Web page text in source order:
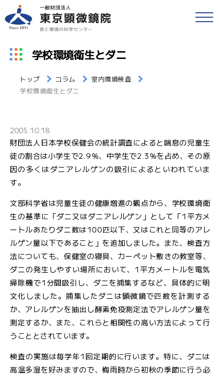
戻る
食品等の検査
検便(腸内細菌検査)
簡易専用水道検査
衛生検査とHACCP
水質検査
環境検査
研修・セミナー
JFS規格の監査・取得支援
各検査のご依頼用紙
財団情報
アクセス
採用情報
食と環境のコラム
公益事業
検
査
口
の
ご
案
学校環境衛生とダニ
トップ コラム
室内環境検査
学校環境衛生とダニ
2005.10.18
財団法人日本学校保健会の統計調査によると喘息の児童生
徒の割合は小学生で2.9％、中学生で2.3％を占め、その原
因の多くはダニアレルゲンの吸引によるといわれていま
す。
文部科学省は児童生徒の健康増進の観点から、学校環境衛
生の基準に「ダニ又はダニアレルゲン」として「1平方メ
ートルあたりダニ数は100匹以下、又はこれと同等のアレ
ルゲン量以下であること」を追加しました。また、検査方
法についても、保健室の寝具、カーペット敷きの教室等、
ダニの発生しやすい場所において、1平方メートルを電気
掃除機で1分間吸引し、ダニを捕集するなど、具体的に明
文化しました。捕集したダニは顕微鏡で匹数を計測する
か、アレルゲンを抽出し酵素免疫測定法でアレルゲン量を
測定するか、また、これらと相関性の高い方法によって行
うこととされています。
検査の実施は毎学年1回定期的に行います。特に、ダニは
高温多湿を好みますので、梅雨時から初秋の季節に行う必